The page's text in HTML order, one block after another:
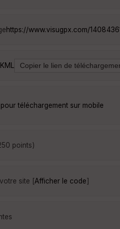
https://www.visugpx.com/
KML
téléchargement sur mobile
points)
site [Afficher le code]